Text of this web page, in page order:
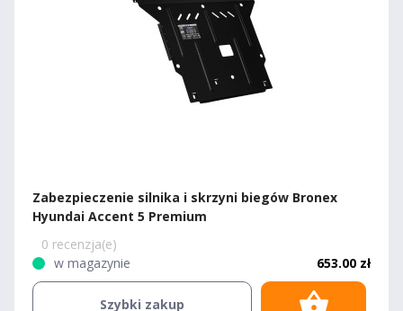
Zabezpieczenie silnika i skrzyni biegów Bronex
Hyundai Accent 5 Premium
0 recenzja(e)
w magazynie
653.00 zł
Szybki zakup